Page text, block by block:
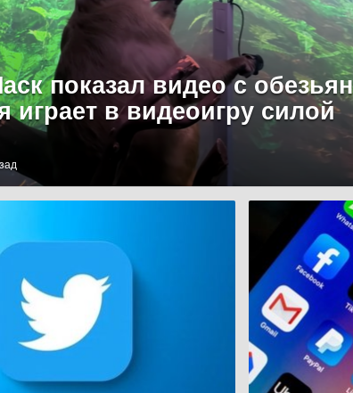
показал видео с
играет в видеоигру силой